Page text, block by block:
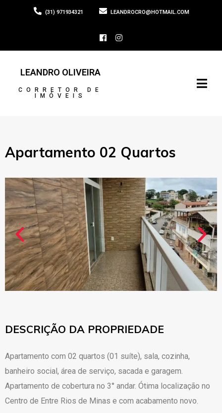
(31) 971934321 LEANDROCRO@HOTMAIL.COM
LEANDRO OLIVEIRA
CORRETOR DE
IMÓVEIS
Apartamento 02 Quartos
DESCRIÇÃO DA PROPRIEDADE
Apartamento com 02 quartos (01 suíte), sala, cozinha,
banheiro social, área de serviço, sacada e garagem.
Apartamento de cobertura no 3° andar. Ótima localização no
Centro de Entre Rios de Minas e com acabamento novo.